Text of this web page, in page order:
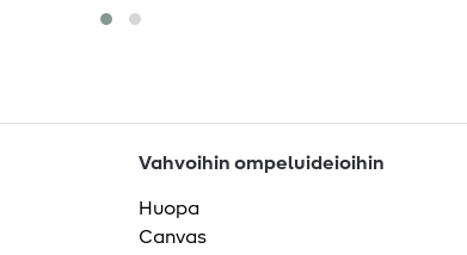
Vahvoihin ompeluideioihin
Huopa
Canvas